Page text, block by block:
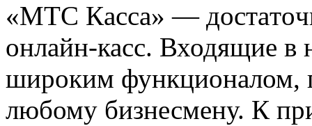
«МТС Кaссa» —
онлайн-касс. Входящие в
широким функционалом,
любому бизнесмену. К